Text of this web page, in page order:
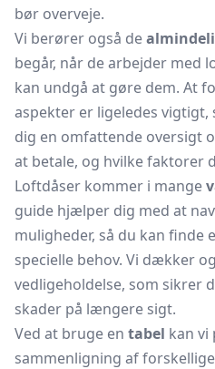
bør overveje.
Vi berører også de
begår, når de arbejder med
kan undgå at gøre dem. At
aspekter er ligeledes vigtigt,
dig en omfattende oversigt
at betale, og hvilke faktorer
Loftdåser kommer i mange
guide hjælper dig med at
muligheder, så du kan finde
specielle behov. Vi dækker
vedligeholdelse, som sikrer
skader på længere sigt.
Ved at bruge en tabel kan
sammenligning af